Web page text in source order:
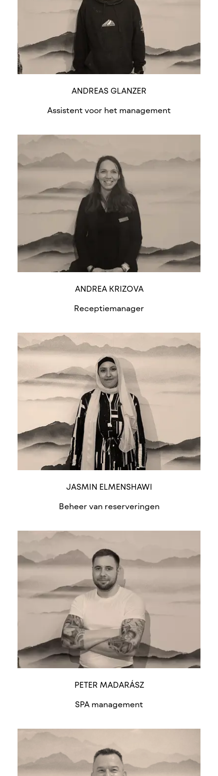
ANDREAS GLANZER
Assistent voor het management
ANDREA KRIZOVA
Receptiemanager
JASMIN ELMENSHAWI
Beheer van reserveringen
PETER MADARÁSZ
SPA management